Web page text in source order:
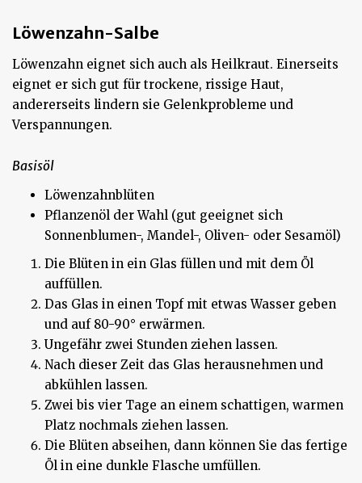
Löwenzahn-Salbe
Löwenzahn eignet sich auch als Heilkraut. Einerseits
eignet er sich gut für trockene, rissige Haut,
andererseits lindern sie Gelenkprobleme und
Verspannungen.
Basisöl
Löwenzahnblüten
Pflanzenöl der Wahl (gut geeignet sich
Sonnenblumen-, Mandel-, Oliven- oder Sesamöl)
Die Blüten in ein Glas füllen und mit dem Öl
auffüllen.
Das Glas in einen Topf mit etwas Wasser geben
und auf 80-90° erwärmen.
Ungefähr zwei Stunden ziehen lassen.
Nach dieser Zeit das Glas herausnehmen und
abkühlen lassen.
Zwei bis vier Tage an einem schattigen, warmen
Platz nochmals ziehen lassen.
Die Blüten abseihen, dann können Sie das fertige
Öl in eine dunkle Flasche umfüllen.